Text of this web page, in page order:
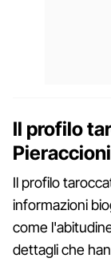
Il profilo
Pieraccioni
Il profilo
informazioni
come
dettagli che